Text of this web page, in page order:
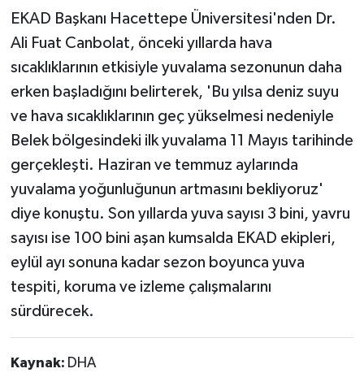
EKAD Başkanı Hacettepe Üniversitesi'nden Dr.
Ali Fuat Canbolat, önceki yıllarda hava
sıcaklıklarının etkisiyle yuvalama sezonunun daha
erken başladığını belirterek, 'Bu yılsa deniz suyu
ve hava sıcaklıklarının geç yükselmesi nedeniyle
Belek bölgesindeki ilk yuvalama 11 Mayıs tarihinde
gerçekleşti. Haziran ve temmuz aylarında
yuvalama yoğunluğunun artmasını bekliyoruz'
diye konuştu. Son yıllarda yuva sayısı 3 bini, yavru
sayısı ise 100 bini aşan kumsalda EKAD ekipleri,
eylül ayı sonuna kadar sezon boyunca yuva
tespiti, koruma ve izleme çalışmalarını
sürdürecek.
Kaynak: DHA